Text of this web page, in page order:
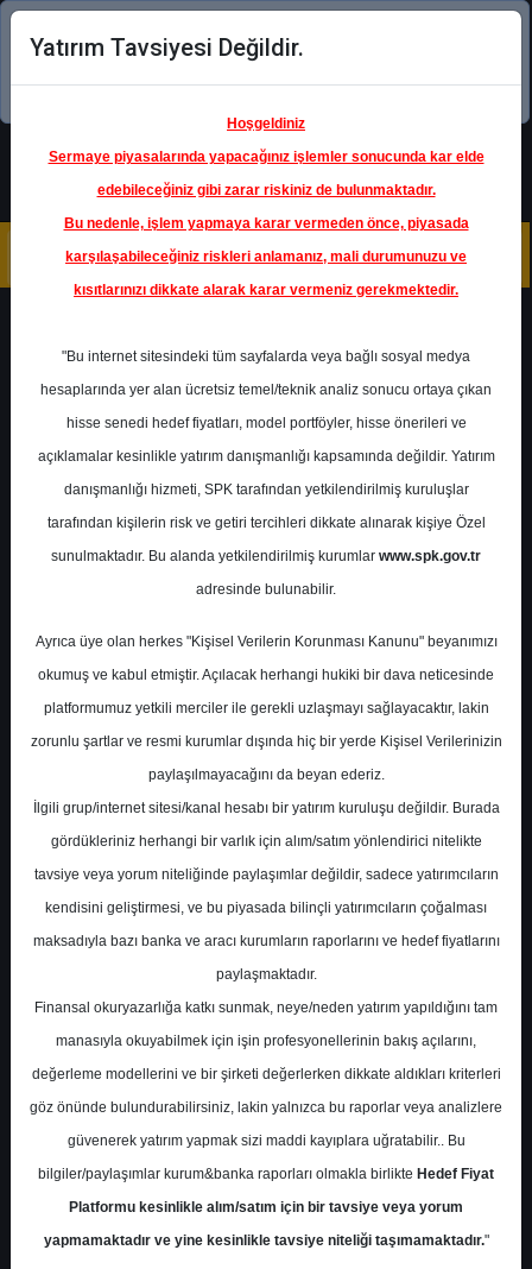
Şimdi uygulamayı indirin!
PETKM- PETKİM PETROKİMYA
HOLDİNG A.Ş.
Hedef Fiyat 18.70 ₺
Getiri
%0.00
0 1
En Yüksek Tahmin
Ortalama Fiyat Tahmini 20,31 ₺
Ortalama Getiri Potansiyeli %9.10
Kurum Sayısı
10
3 3
Paralel
Get.
1
Altı
Get.
1 2
Yatırım Tavsiyesi Değildir.
Hoşgeldiniz
Sermaye piyasalarında yapacağınız işlemler sonucunda kar elde
edebileceğiniz gibi zarar riskiniz de bulunmaktadır.
Bu nedenle, işlem yapmaya karar vermeden önce, piyasada
karşılaşabileceğiniz riskleri anlamanız, mali durumunuzu ve
kısıtlarınızı dikkate alarak karar vermeniz gerekmektedir.
"Bu internet sitesindeki tüm sayfalarda veya bağlı sosyal medya
hesaplarında yer alan ücretsiz temel/teknik analiz sonucu ortaya çıkan
hisse senedi hedef fiyatları, model portföyler, hisse önerileri ve
açıklamalar kesinlikle yatırım danışmanlığı kapsamında değildir. Yatırım
danışmanlığı hizmeti, SPK tarafından yetkilendirilmiş kuruluşlar
tarafından kişilerin risk ve getiri tercihleri dikkate alınarak kişiye Özel
sunulmaktadır. Bu alanda yetkilendirilmiş kurumlar www.spk.gov.tr
adresinde bulunabilir.
Ayrıca üye olan herkes "Kişisel Verilerin Korunması Kanunu" beyanımızı
okumuş ve kabul etmiştir. Açılacak herhangi hukiki bir dava neticesinde
platformumuz yetkili merciler ile gerekli uzlaşmayı sağlayacaktır, lakin
zorunlu şartlar ve resmi kurumlar dışında hiç bir yerde Kişisel Verilerinizin
paylaşılmayacağını da beyan ederiz.
İlgili grup/internet sitesi/kanal hesabı bir yatırım kuruluşu değildir. Burada
gördükleriniz herhangi bir varlık için alım/satım yönlendirici nitelikte
tavsiye veya yorum niteliğinde paylaşımlar değildir, sadece yatırımcıların
kendisini geliştirmesi, ve bu piyasada bilinçli yatırımcıların çoğalması
maksadıyla bazı banka ve aracı kurumların raporlarını ve hedef fiyatlarını
paylaşmaktadır.
Finansal okuryazarlığa katkı sunmak, neye/neden yatırım yapıldığını tam
manasıyla okuyabilmek için işin profesyonellerinin bakış açılarını,
değerleme modellerini ve bir şirketi değerlerken dikkate aldıkları kriterleri
göz önünde bulundurabilirsiniz, lakin yalnızca bu raporlar veya analizlere
güvenerek yatırım yapmak sizi maddi kayıplara uğratabilir.. Bu
bilgiler/paylaşımlar kurum&banka raporları olmakla birlikte Hedef Fiyat
Platformu kesinlikle alım/satım için bir tavsiye veya yorum
yapmamaktadır ve yine kesinlikle tavsiye niteliği taşımamaktadır."